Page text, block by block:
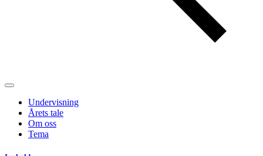
Undervisning
Årets tale
Om oss
Tema